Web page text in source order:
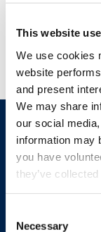
This website
We use cookies
website
and present
We may share
our social
information may
you have
they’ve
Selection
Necessary
de